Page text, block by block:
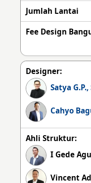
Jumlah Lantai
Fee Design
Designer:
Satya
Cahyo
Ahli Struktur:
I Gede
Vincent